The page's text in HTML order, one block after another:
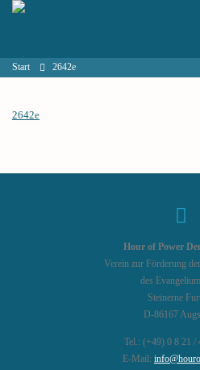
Start 2642e
2642e
Hour of Power
Verein zur Förderung
des
Steinerne
D-86167
Tel.: (+49) 0 8 21 /
E-Mail: